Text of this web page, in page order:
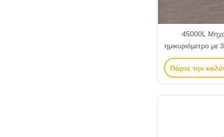
45000L
ημικυριόμετρο με 3
άξονα και
μεταφορά
Πάρτε την